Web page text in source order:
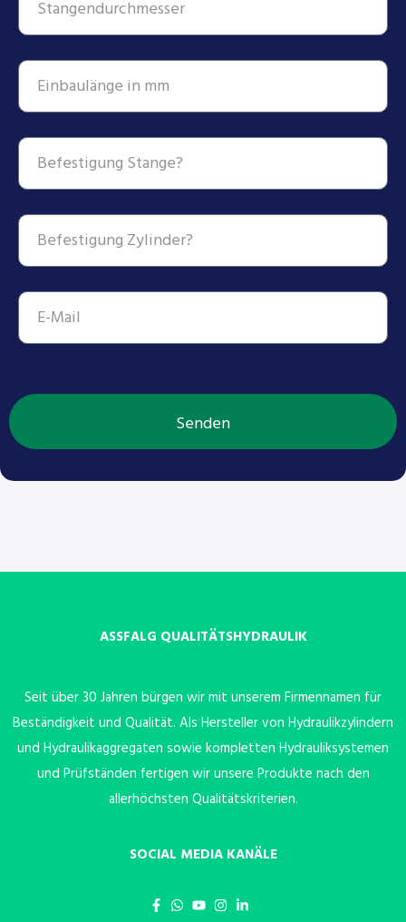
Senden
ASSFALG QUALITÄTSHYDRAULIK
Seit über 30 Jahren bürgen wir mit unserem Firmennamen für
Beständigkeit und Qualität. Als Hersteller von Hydraulikzylindern
und Hydraulikaggregaten sowie kompletten Hydrauliksystemen
und Prüfständen fertigen wir unsere Produkte nach den
allerhöchsten Qualitätskriterien.
SOCIAL MEDIA KANÄLE